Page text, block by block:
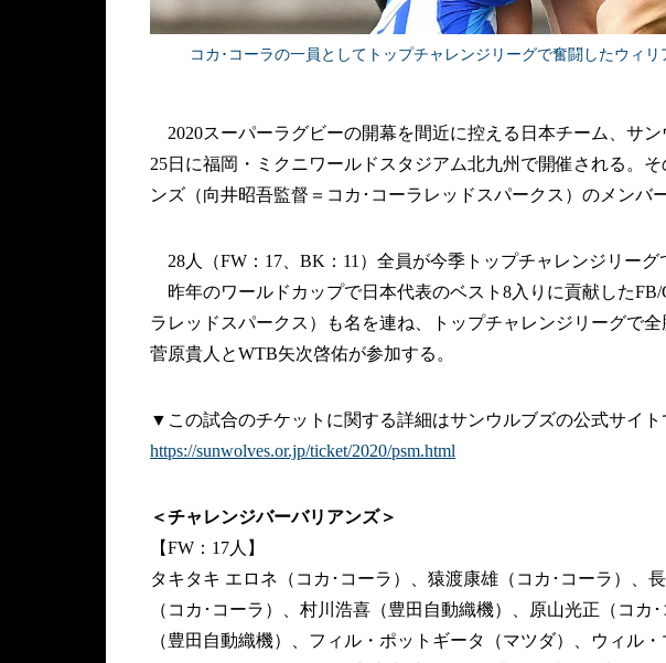
コカ･コーラの一員としてトップチャレンジリーグで奮闘したウィリ
2020スーパーラグビーの開幕を間近に控える日本チーム、サ
25日に福岡・ミクニワールドスタジアム北九州で開催される。
ンズ（向井昭吾監督＝コカ･コーラレッドスパークス）のメンバ
28人（FW：17、BK：11）全員が今季トップチャレンジリーグ
昨年のワールドカップで日本代表のベスト8入りに貢献した
ラレッドスパークス）も名を連ね、トップチャレンジリーグで
菅原貴人とWTB矢次啓佑が参加する。
▼この試合のチケットに関する詳細はサンウルブズの公式サイト
https://sunwolves.or.jp/ticket/2020/psm.html
＜チャレンジバーバリアンズ＞
【FW：17人】
タキタキ エロネ（コカ･コーラ）、猿渡康雄（コカ･コーラ）、
（コカ･コーラ）、村川浩喜（豊田自動織機）、原山光正（コ
（豊田自動織機）、フィル・ポットギータ（マツダ）、ウィル